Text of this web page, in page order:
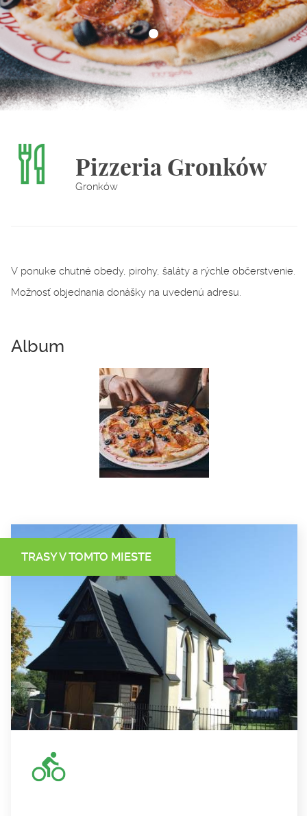
Pizzeria Gronków
Gronków
V ponuke chutné obedy, pirohy, šaláty a rýchle občerstvenie.
Možnosť objednania donášky na uvedenú adresu.
Album
TRASY V TOMTO MIESTE